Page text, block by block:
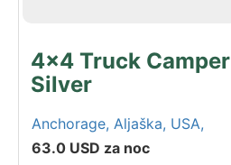
autosedačku.
4x4 Truck Camper
Silver
Anchorage, Aljaška, USA,
63.0 USD za noc